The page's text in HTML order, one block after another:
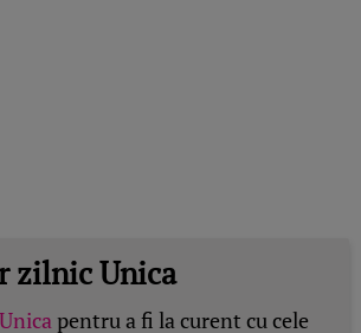
zilnic Unica
Unicapentru a fi la curent cu cele